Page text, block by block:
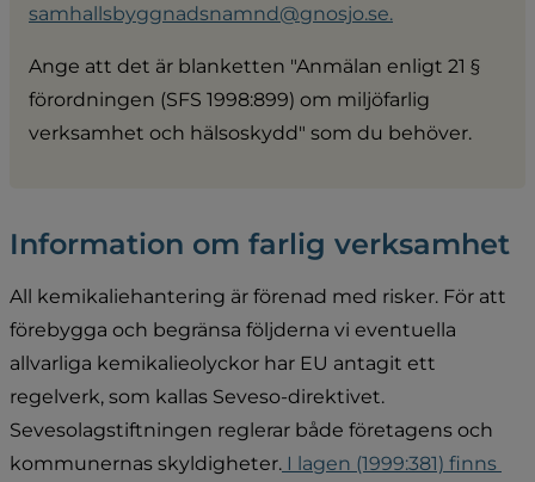
samhallsbyggnadsnamnd@gnosjo.se.
Ange att det är blanketten "Anmälan enligt 21 §
förordningen (SFS 1998:899) om miljöfarlig
verksamhet och hälsoskydd" som du behöver.
Information om farlig verksamhet
All kemikaliehantering är förenad med risker. För att
förebygga och begränsa följderna vi eventuella
allvarliga kemikalieolyckor har EU antagit ett
regelverk, som kallas Seveso-direktivet.
Sevesolagstiftningen reglerar både företagens och
kommunernas skyldigheter. I lagen (1999:381) finns